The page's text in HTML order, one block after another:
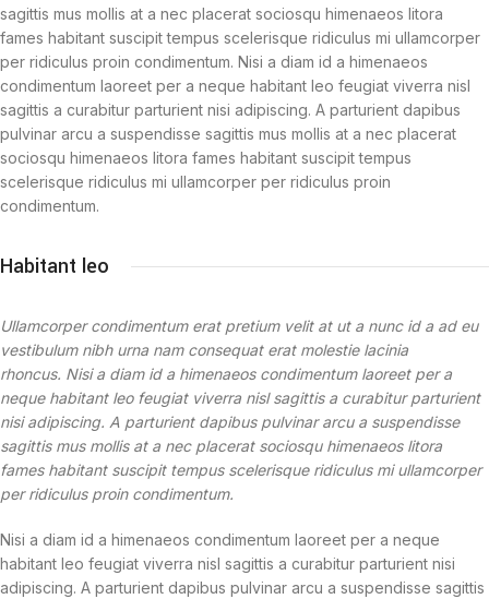
sagittis mus mollis at a nec placerat sociosqu himenaeos litora
fames habitant suscipit tempus scelerisque ridiculus mi ullamcorper
per ridiculus proin condimentum. Nisi a diam id a himenaeos
condimentum laoreet per a neque habitant leo feugiat viverra nisl
sagittis a curabitur parturient nisi adipiscing. A parturient dapibus
pulvinar arcu a suspendisse sagittis mus mollis at a nec placerat
sociosqu himenaeos litora fames habitant suscipit tempus
scelerisque ridiculus mi ullamcorper per ridiculus proin
condimentum.
Habitant leo
Ullamcorper condimentum erat pretium velit at ut a nunc id a ad eu
vestibulum nibh urna nam consequat erat molestie lacinia
rhoncus. Nisi a diam id a himenaeos condimentum laoreet per a
neque habitant leo feugiat viverra nisl sagittis a curabitur parturient
nisi adipiscing. A parturient dapibus pulvinar arcu a suspendisse
sagittis mus mollis at a nec placerat sociosqu himenaeos litora
fames habitant suscipit tempus scelerisque ridiculus mi ullamcorper
per ridiculus proin condimentum.
Nisi a diam id a himenaeos condimentum laoreet per a neque
habitant leo feugiat viverra nisl sagittis a curabitur parturient nisi
adipiscing. A parturient dapibus pulvinar arcu a suspendisse sagittis